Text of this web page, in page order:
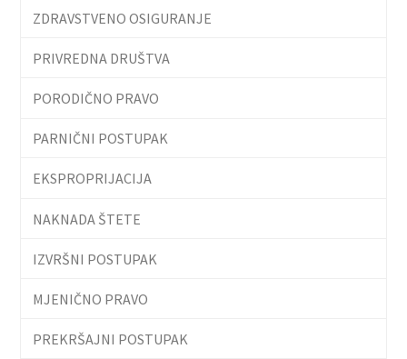
ZDRAVSTVENO OSIGURANJE
PRIVREDNA DRUŠTVA
PORODIČNO PRAVO
PARNIČNI POSTUPAK
EKSPROPRIJACIJA
NAKNADA ŠTETE
IZVRŠNI POSTUPAK
MJENIČNO PRAVO
PREKRŠAJNI POSTUPAK